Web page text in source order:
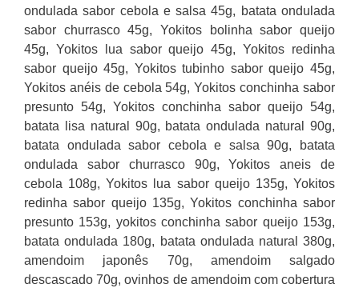
ondulada sabor cebola e salsa 45g, batata ondulada
sabor churrasco 45g, Yokitos bolinha sabor queijo
45g, Yokitos lua sabor queijo 45g, Yokitos redinha
sabor queijo 45g, Yokitos tubinho sabor queijo 45g,
Yokitos anéis de cebola 54g, Yokitos conchinha sabor
presunto 54g, Yokitos conchinha sabor queijo 54g,
batata lisa natural 90g, batata ondulada natural 90g,
batata ondulada sabor cebola e salsa 90g, batata
ondulada sabor churrasco 90g, Yokitos aneis de
cebola 108g, Yokitos lua sabor queijo 135g, Yokitos
redinha sabor queijo 135g, Yokitos conchinha sabor
presunto 153g, yokitos conchinha sabor queijo 153g,
batata ondulada 180g, batata ondulada natural 380g,
amendoim japonês 70g, amendoim salgado
descascado 70g, ovinhos de amendoim com cobertura